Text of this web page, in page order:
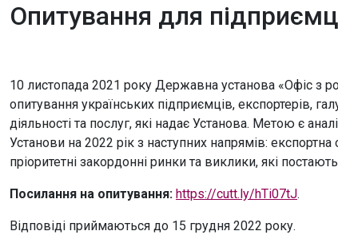
Опитування для
10 листопада 2021 року Державна установа «Офіс з
опитування українських підприємців, експортерів,
діяльності та послуг, які надає Установа. Метою є
Установи на 2022 рік з наступних напрямів: експортна
пріоритетні закордонні ринки та виклики, які
Посилання на опитування: https://cutt.ly/hTi07tJ.
Відповіді приймаються до 15 грудня 2022 року.